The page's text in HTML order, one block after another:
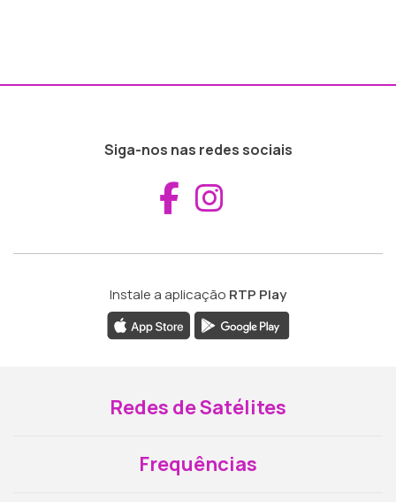
Siga-nos nas redes sociais
Aceder ao
Instale a aplicação RTP Play
Redes de Satélites
Frequências